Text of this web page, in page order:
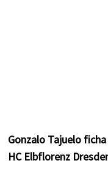
Gonzalo Tajuelo
HC Elbflorenz